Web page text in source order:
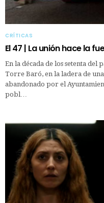
CRÍTICAS
El 47 | La unión hace la
En la década de los setenta
Torre Baró, en la ladera de
abandonado por el
pobl…